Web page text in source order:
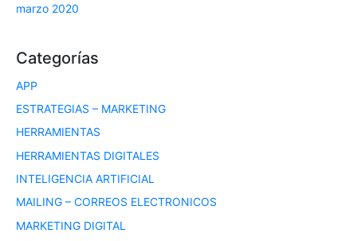
marzo 2020
Categorías
APP
ESTRATEGIAS – MARKETING
HERRAMIENTAS
HERRAMIENTAS DIGITALES
INTELIGENCIA ARTIFICIAL
MAILING – CORREOS ELECTRONICOS
MARKETING DIGITAL